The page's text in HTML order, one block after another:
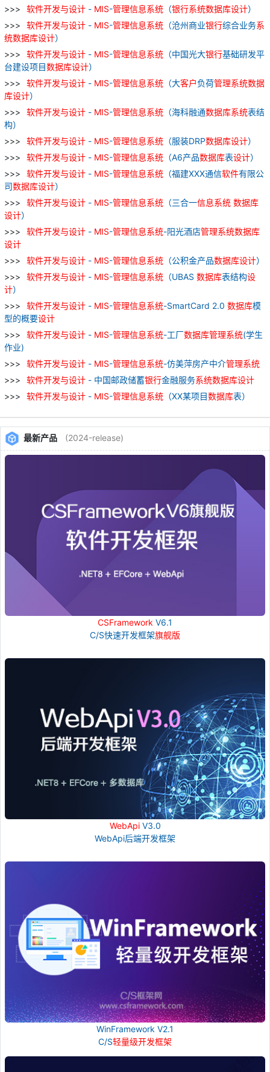
软件开发与设计 - MIS-管理信息系统 （银行系统数据库设计）
软件开发与设计 - MIS-管理信息系统 （沧州商业银行综合业务系
统数据库设计）
软件开发与设计 - MIS-管理信息系统 （中国光大银行基础研发平
台建设项目数据库设计）
软件开发与设计 - MIS-管理信息系统 （大客户负荷管理系统数据
库设计）
软件开发与设计 - MIS-管理信息系统 （海科融通数据库系统表结
构）
软件开发与设计 - MIS-管理信息系统 （服装DRP数据库设计）
软件开发与设计 - MIS-管理信息系统 （A6产品数据库表设计）
软件开发与设计 - MIS-管理信息系统 （福建XXX通信软件有限公
司数据库设计）
软件开发与设计 - MIS-管理信息系统 （三合一信息系统 数据库
设计）
软件开发与设计 - MIS-管理信息系统-阳光酒店管理系统数据库
设计
软件开发与设计 - MIS-管理信息系统 （公积金产品数据库设计）
软件开发与设计 - MIS-管理信息系统 （UBAS 数据库表结构设
计）
软件开发与设计 - MIS-管理信息系统-SmartCard 2.0 数据库模
型的概要设计
软件开发与设计 - MIS-管理信息系统-工厂数据库管理系统(学生
作业)
软件开发与设计 - MIS-管理信息系统-仿美萍房产中介管理系统
软件开发与设计 - 中国邮政储蓄银行金融服务系统数据库设计
软件开发与设计 - MIS-管理信息系统 （XX某项目数据库表）
最新产品 (2024-release)
CSFramework V6.1
C/S快速开发框架旗舰版
WebApiV3.0
WebApi后端开发框架
WinFramework V2.1
C/S轻量级开发框架